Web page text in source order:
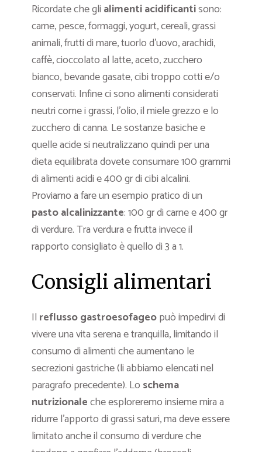
Ricordate che gli alimenti acidificantisono:
carne, pesce, formaggi, yogurt, cereali, grassi
animali, frutti di mare, tuorlo d’uovo, arachidi,
caffè, cioccolato al latte, aceto, zucchero
bianco, bevande gasate, cibi troppo cotti e/o
conservati. Infine ci sono alimenti considerati
neutri come i grassi, l’olio, il miele grezzo e lo
zucchero di canna. Le sostanze basiche e
quelle acide si neutralizzano quindi per una
dieta equilibrata dovete consumare 100 grammi
di alimenti acidi e 400 gr di cibi alcalini.
Proviamo a fare un esempio pratico di un
pasto alcalinizzante: 100 gr di carne e 400 gr
di verdure. Tra verdura e frutta invece il
rapporto consigliato è quello di 3 a 1.
Consigli alimentari
Il reflusso gastroesofageopuò impedirvi di
vivere una vita serena e tranquilla, limitando il
consumo di alimenti che aumentano le
secrezioni gastriche (li abbiamo elencati nel
paragrafo precedente). Lo schema
nutrizionaleche esploreremo insieme mira a
ridurre l’apporto di grassi saturi, ma deve essere
limitato anche il consumo di verdure che